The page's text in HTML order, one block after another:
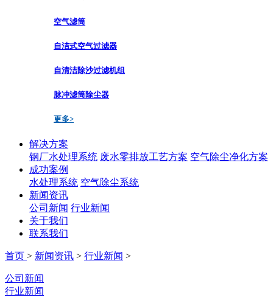
空气滤筒
自洁式空气过滤器
自清洁除沙过滤机组
脉冲滤筒除尘器
更多>
解决方案
钢厂水处理系统 废水零排放工艺方案 空气除尘净化方案
成功案例
水处理系统 空气除尘系统
新闻资讯
公司新闻 行业新闻
关于我们
联系我们
首页 > 新闻资讯 > 行业新闻 >
公司新闻
行业新闻